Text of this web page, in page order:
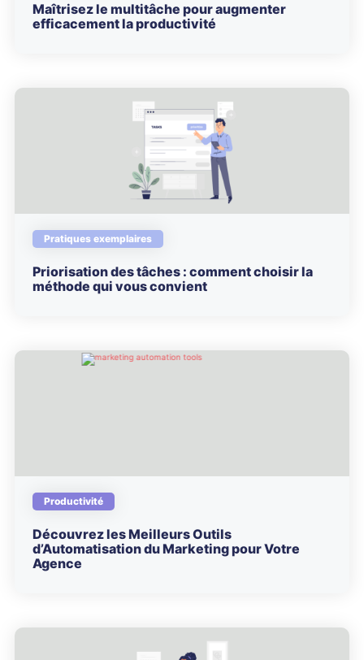
Maîtrisez le multitâche pour augmenter
efficacement la productivité
Pratiques exemplaires
Priorisation des tâches : comment choisir la
méthode qui vous convient
Productivité
Découvrez les Meilleurs Outils
d’Automatisation du Marketing pour Votre
Agence